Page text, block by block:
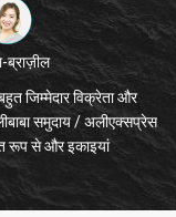
विक्रेता और
/ अलीएक्सप्रेस
इकाइयां